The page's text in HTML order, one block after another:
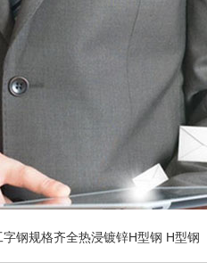
钢规格齐全热浸镀锌H型钢 H型钢